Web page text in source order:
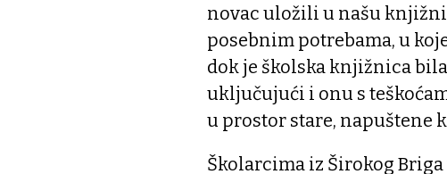
novac uložili u našu
posebnim potrebama, u
dok je školska knjižnica
uključujući i onu s
u prostor stare, napuštene
Školarcima iz Širokog